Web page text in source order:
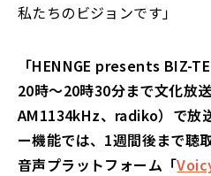
私たちのビジョンです」
「HENNGE presents BIZ-
20時～20時30分まで文化放
AM1134kHz、radiko）で放
ー機能では、1週間後まで聴
音声プラットフォーム「